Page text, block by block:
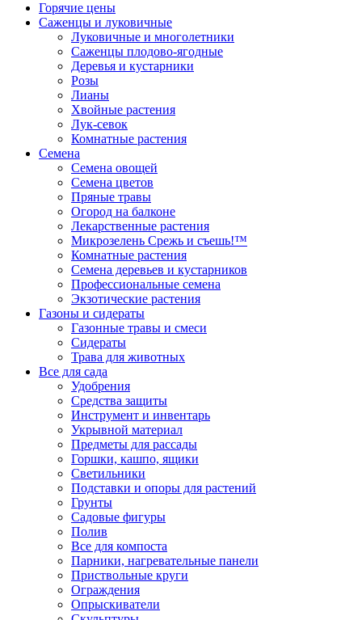
Горячие цены
Саженцы и луковичные
Луковичные и многолетники
Саженцы плодово-ягодные
Деревья и кустарники
Розы
Лианы
Хвойные растения
Лук-севок
Комнатные растения
Семена
Семена овощей
Семена цветов
Пряные травы
Огород на балконе
Лекарственные растения
Микрозелень Срежь и съешь!™
Комнатные растения
Семена деревьев и кустарников
Профессиональные семена
Экзотические растения
Газоны и сидераты
Газонные травы и смеси
Сидераты
Трава для животных
Все для сада
Удобрения
Средства защиты
Инструмент и инвентарь
Укрывной материал
Предметы для рассады
Горшки, кашпо, ящики
Светильники
Подставки и опоры для растений
Грунты
Садовые фигуры
Полив
Все для компоста
Парники, нагревательные панели
Приствольные круги
Ограждения
Опрыскиватели